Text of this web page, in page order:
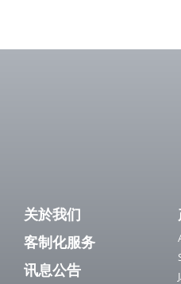
关於我们
客制化服务
讯息公告